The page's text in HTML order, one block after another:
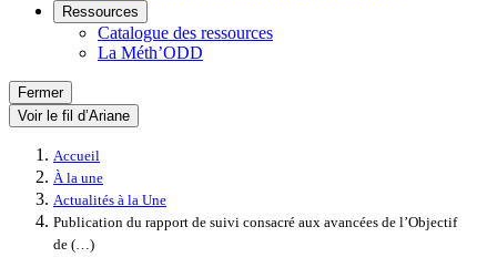
Ressources
Catalogue des ressources
La Méth’ODD
Fermer
Voir le fil d’Ariane
Accueil
À la une
Actualités à la Une
Publication du rapport de suivi consacré aux avancées de l’Objectif
de (…)